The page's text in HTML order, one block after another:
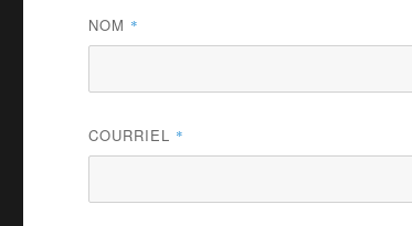
NOM *
COURRIEL *